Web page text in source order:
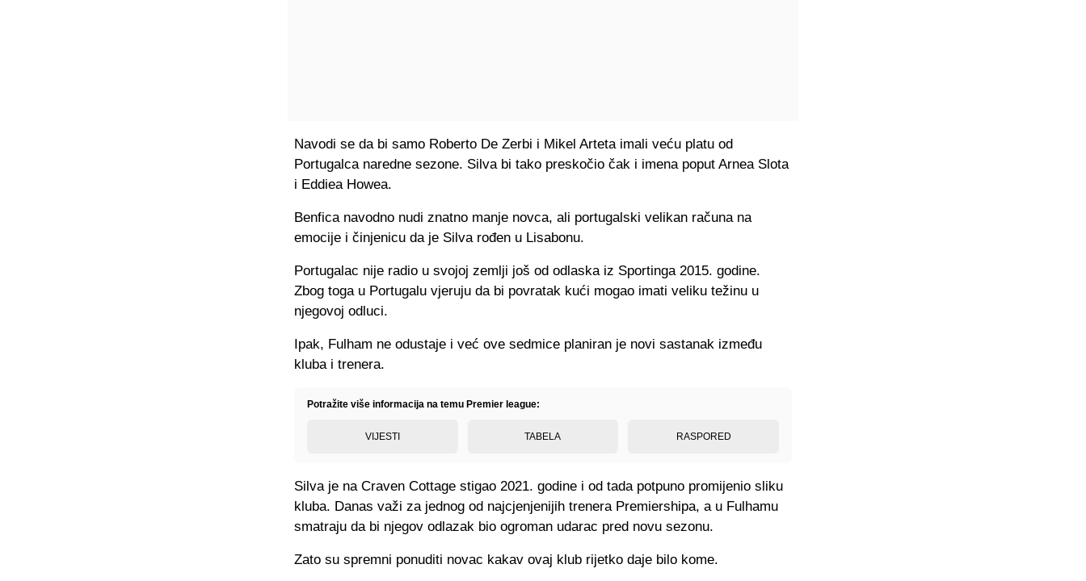
Navodi se da bi samo Roberto De Zerbi i Mikel Arteta imali veću platu od
Portugalca naredne sezone. Silva bi tako preskočio čak i imena poput Arnea Slota
i Eddiea Howea.
Benfica navodno nudi znatno manje novca, ali portugalski velikan računa na
emocije i činjenicu da je Silva rođen u Lisabonu.
Portugalac nije radio u svojoj zemlji još od odlaska iz Sportinga 2015. godine.
Zbog toga u Portugalu vjeruju da bi povratak kući mogao imati veliku težinu u
njegovoj odluci.
Ipak, Fulham ne odustaje i već ove sedmice planiran je novi sastanak između
kluba i trenera.
Potražite više informacija na temu Premier league:
VIJESTI TABELA RASPORED
Silva je na Craven Cottage stigao 2021. godine i od tada potpuno promijenio sliku
kluba. Danas važi za jednog od najcjenjenijih trenera Premiershipa, a u Fulhamu
smatraju da bi njegov odlazak bio ogroman udarac pred novu sezonu.
Zato su spremni ponuditi novac kakav ovaj klub rijetko daje bilo kome.